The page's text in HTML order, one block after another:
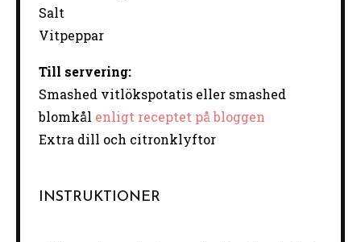
Salt
Vitpeppar
Till servering:
Smashed vitlökspotatis eller smashed
blomkål enligt receptet på bloggen
Extra dill och citronklyftor
INSTRUKTIONER